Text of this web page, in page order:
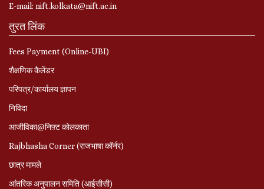
E-mail: nift.kolkata@nift.ac.in
तुरत लिंक
Fees Payment (Online-UBI)
शैक्षणिक कैलेंडर
परिपत्र/कार्यालय ज्ञापन
निविदा
आजीविका@निफ़्ट कोलकाता
Rajbhasha Corner (राजभाषा कॉर्नर)
छात्र मामले
आंतरिक अनुपालन समिति (आईसीसी)